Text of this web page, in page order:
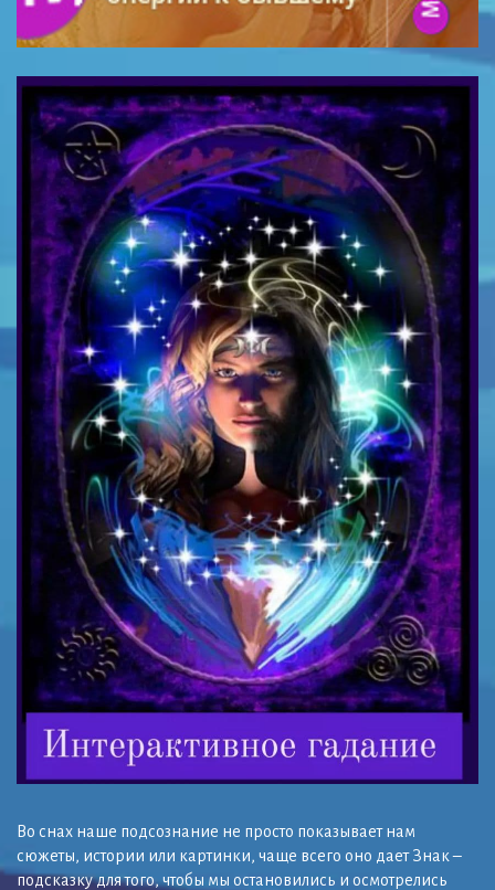
Во снах наше подсознание не просто показывает нам
сюжеты, истории или картинки, чаще всего оно дает Знак –
подсказку для того, чтобы мы остановились и осмотрелись